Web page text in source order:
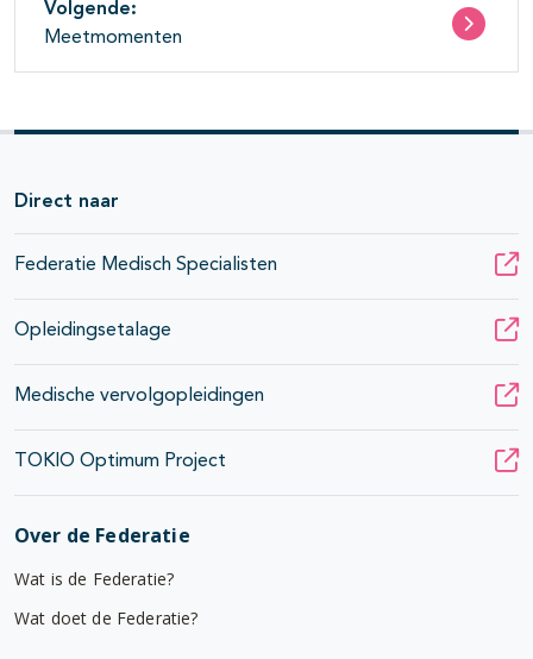
Volgende:
Meetmomenten
Direct naar
Federatie Medisch Specialisten
Opleidingsetalage
Medische vervolgopleidingen
TOKIO Optimum Project
Over de Federatie
Wat is de Federatie?
Wat doet de Federatie?